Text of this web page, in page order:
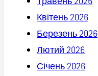
Квітень 2026
Березень 2026
Лютий 2026
Січень 2026